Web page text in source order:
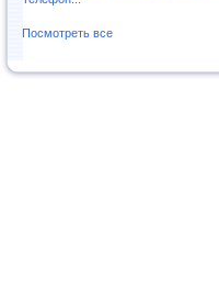
Посмотреть все